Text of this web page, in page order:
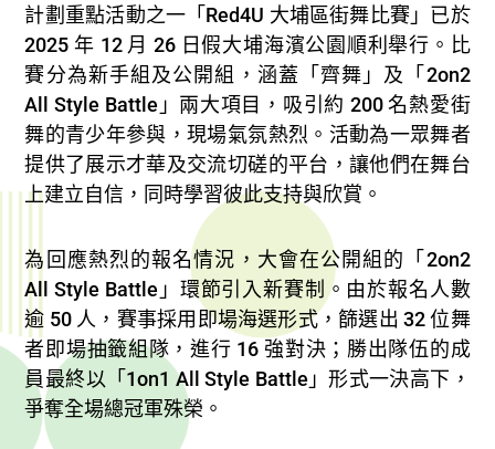
計劃重點活動之一「Red4U 大埔區街舞比賽」已於
2025 年 12 月 26 日假大埔海濱公園順利舉行。比
賽分為新手組及公開組，涵蓋「齊舞」及「2on2
All Style Battle」兩大項目，吸引約 200 名熱愛街
舞的青少年參與，現場氣氛熱烈。活動為一眾舞者
提供了展示才華及交流切磋的平台，讓他們在舞台
上建立自信，同時學習彼此支持與欣賞。​
為回應熱烈的報名情況，大會在公開組的「2on2
All Style Battle」環節引入新賽制。由於報名人數
逾 50 人，賽事採用即場海選形式，篩選出 32 位舞
者即場抽籤組隊，進行 16 強對決；勝出隊伍的成
員最終以「1on1 All Style Battle」形式一決高下，
爭奪全場總冠軍殊榮。​